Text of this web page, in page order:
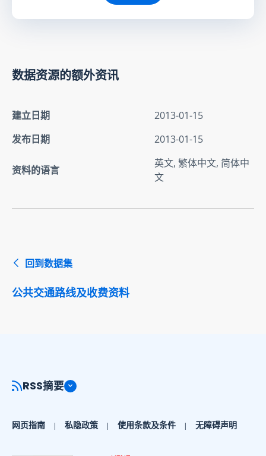
数据资源的额外资讯
建立日期
2013-01-15
发布日期
2013-01-15
资料的语言
英文, 繁体中文, 简体中
文
回到数据集
公共交通路线及收费资料
RSS摘要
网页指南 私隐政策 使用条款及条件 无障碍声明